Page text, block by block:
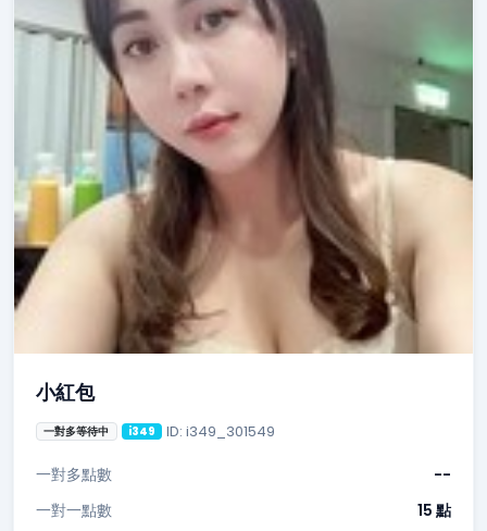
小紅包
一對多等待中 i349 ID: i349_301549
一對多點數
--
一對一點數
15 點